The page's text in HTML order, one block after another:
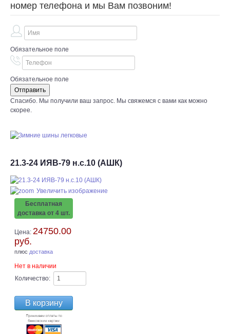
номер телефона и мы Вам позвоним!
Обязательное поле
Обязательное поле
Спасибо. Мы получили ваш запрос. Мы свяжемся с вами как можно
скорее.
21.3-24 ИЯВ-79 н.с.10 (АШК)
Увеличить изображение
Бесплатная
доставка от 4 шт.
Цена: 24750.00
руб.
плюс доставка
Нет в наличии
Количество: